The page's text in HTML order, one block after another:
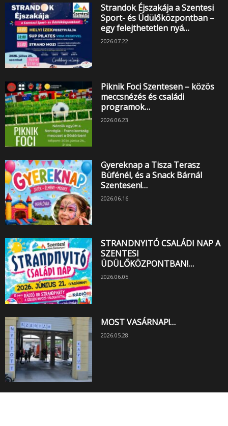
Strandok Éjszakája a Szentesi
Sport- és Üdülőközpontban –
egy felejthetetlen nyá…
2026.07.22.
Piknik Foci Szentesen – közös
meccsnézés és családi
programok…
2026.06.23.
Gyereknap a Tisza Terasz
Büfénél, és a Snack Bárnál
Szentesen!…
2026.06.16.
STRANDNYITÓ CSALÁDI NAP A
SZENTESI
ÜDÜLŐKÖZPONTBAN!…
2026.06.05.
MOST VASÁRNAP!…
2026.05.28.